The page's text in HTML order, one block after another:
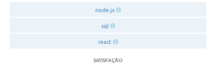
node.js
sql
react
SATISFAÇÃO